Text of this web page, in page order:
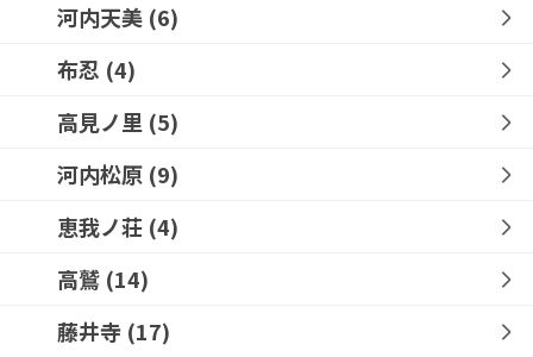
河内天美 (6)
布忍 (4)
高見ノ里 (5)
河内松原 (9)
恵我ノ荘 (4)
高鷲 (14)
藤井寺 (17)